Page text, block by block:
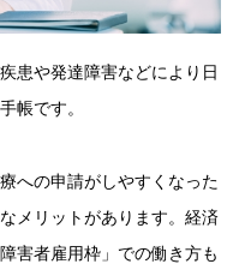
患や発達障害などにより日
帳です。
への申請がしやすくなった
メリットがあります。経済
害者雇用枠」での働き方も